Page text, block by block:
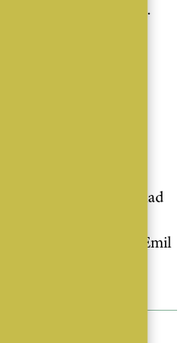
under skidsemestern.
ansluter också
till kontoret:
känna en ny marknad
och
på en ny ort, säger Emil